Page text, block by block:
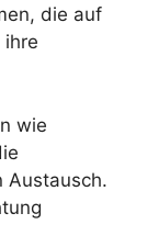
die auf
ihre
wie
Austausch.